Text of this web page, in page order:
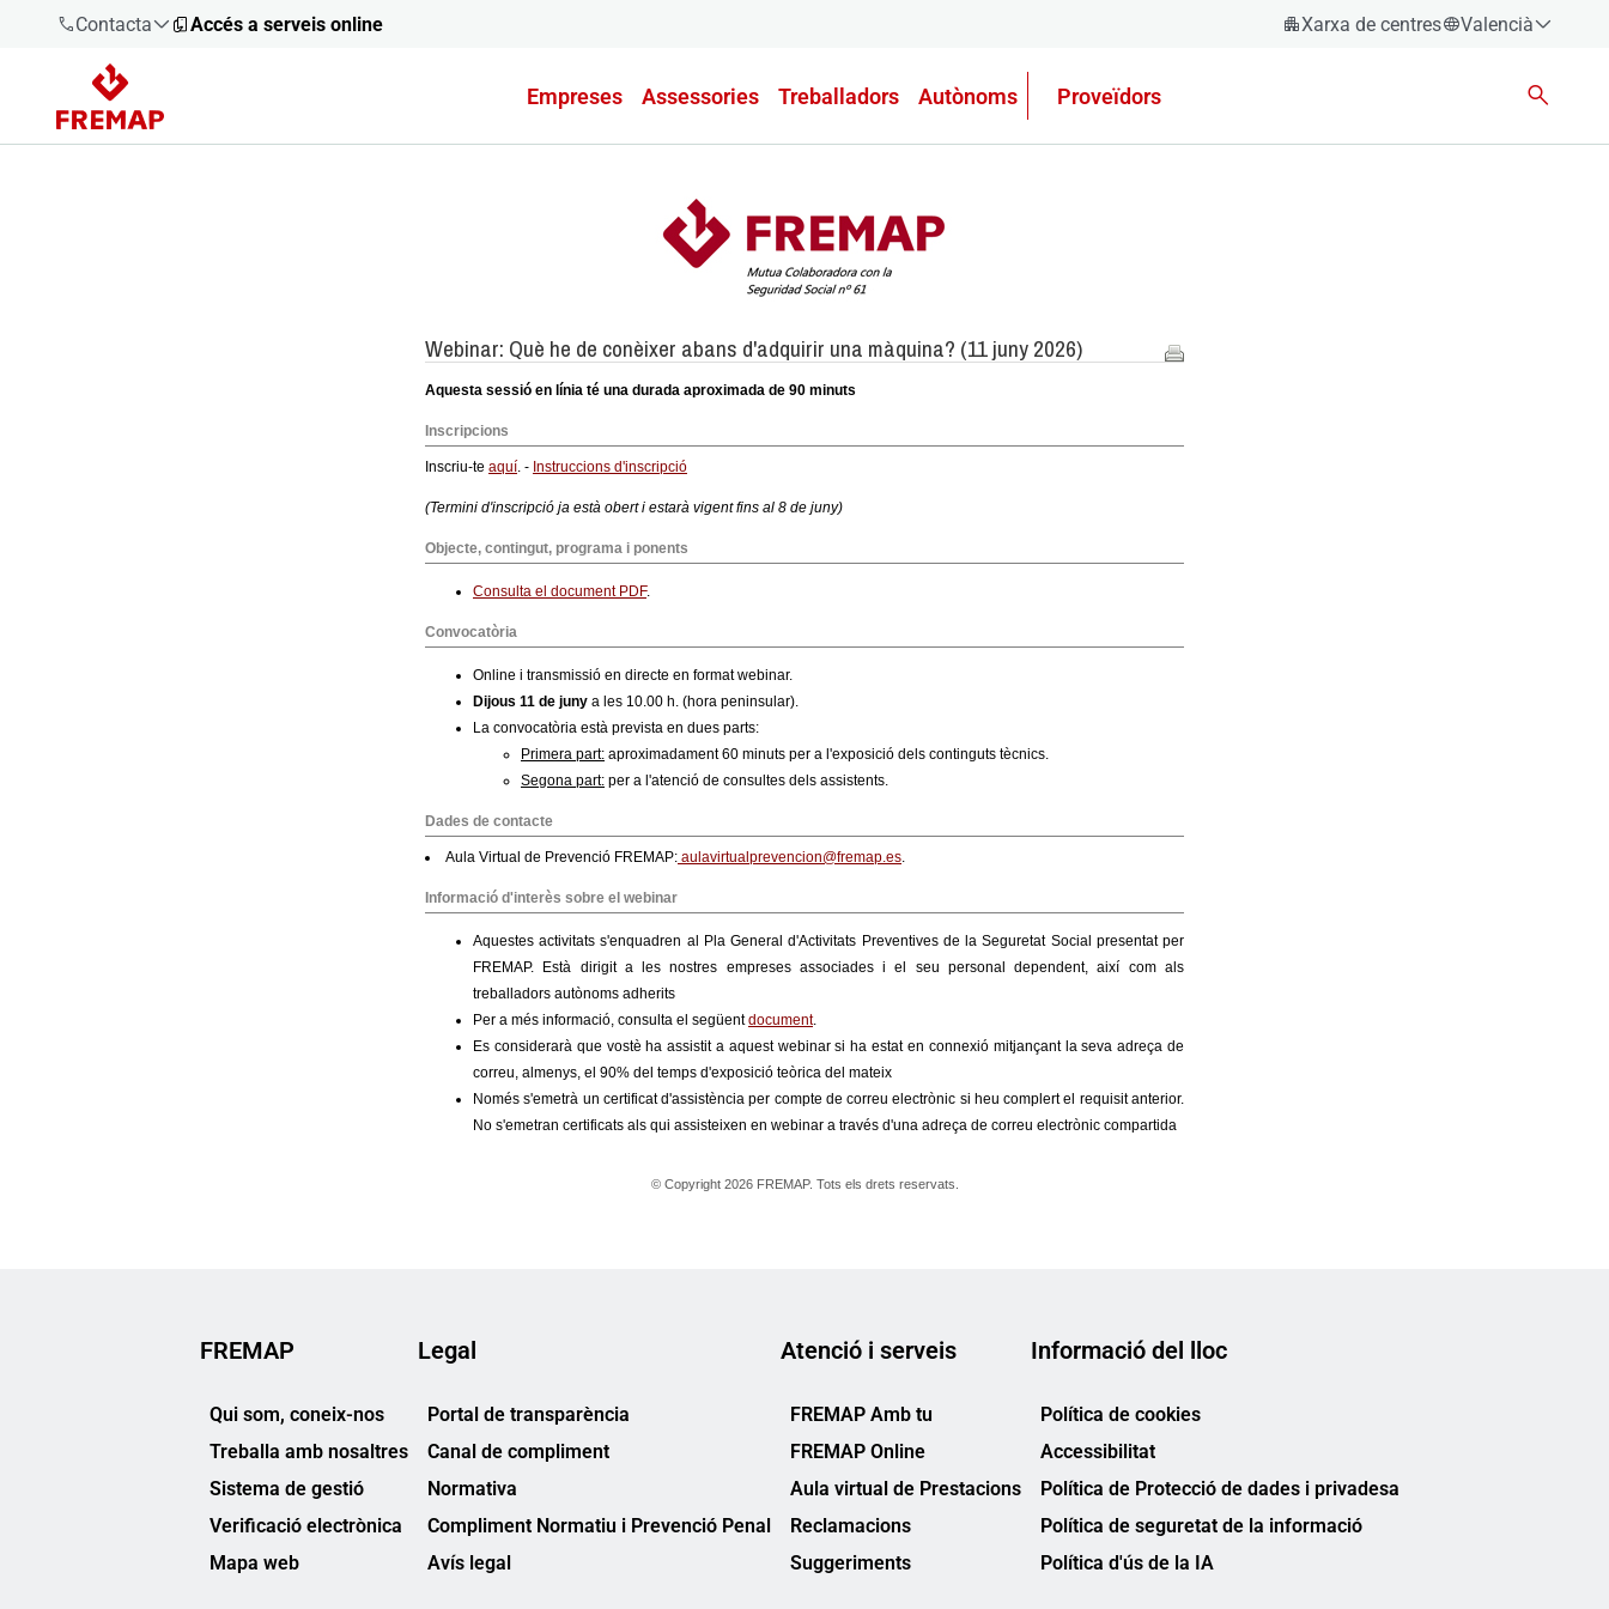
Contacta
900 61 00
61
Accés a serveis online Xarxa de centres
Valencià
Empreses Assessories Treballadors Autònoms Proveïdors
FREMAP
Qui som, coneix-nos
Treballa amb nosaltres
Sistema de gestió
Verificació electrònica
Mapa web
Legal
Portal de transparència
Canal de compliment
Normativa
Compliment Normatiu i Prevenció Penal
Avís legal
Atenció i serveis
FREMAP Amb tu
FREMAP Online
Aula virtual de Prestacions
Reclamacions
Suggeriments
Informació del lloc
Política de cookies
Accessibilitat
Política de Protecció de dades i privadesa
Política de seguretat de la informació
Política d'ús de la IA